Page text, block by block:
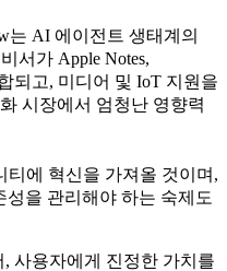
는 AI 에이전트 생태계의
서가 Apple Notes,
되고, 미디어 및 IoT 지원을
시장에서 엄청난 영향력
티에 혁신을 가져올 것이며,
을 관리해야 하는 숙제도
사용자에게 진정한 가치를